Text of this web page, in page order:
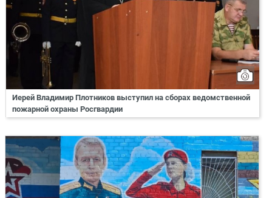
Иерей Владимир Плотников выступил на сборах ведомственной
пожарной охраны Росгвардии